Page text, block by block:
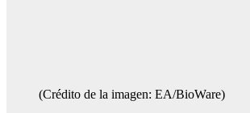
(Crédito de la imagen: EA/BioWare)